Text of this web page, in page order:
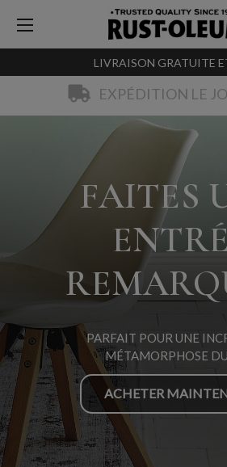
LIVRAISON GRATUITE
EXPÉDITION LE
FAITES
PARFAIT POUR UNE
MÉTAMORPHOSE
ACHETER